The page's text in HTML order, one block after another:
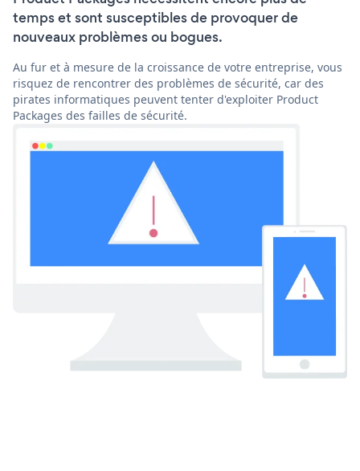
temps et sont susceptibles de provoquer de
nouveaux problèmes ou bogues.
Au fur et à mesure de la croissance de votre entreprise, vous
risquez de rencontrer des problèmes de sécurité, car des
pirates informatiques peuvent tenter d'exploiter Product
Packages des failles de sécurité.